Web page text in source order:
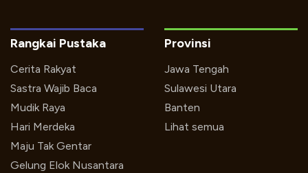
Rangkai Pustaka
Cerita Rakyat
Sastra Wajib Baca
Mudik Raya
Hari Merdeka
Maju Tak Gentar
Gelung Elok Nusantara
Provinsi
Jawa Tengah
Sulawesi Utara
Banten
Lihat semua